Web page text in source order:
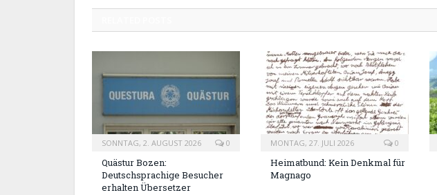
SONNTAG, 2. AUGUST 2026 0
Quästur Bozen:
Deutschsprachige Besucher
erhalten Übersetzer
MONTAG, 27. JULI 2026 0
Heimatbund: Kein Denkmal für
Magnago